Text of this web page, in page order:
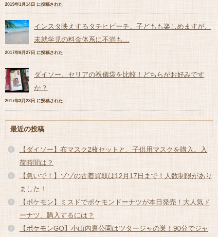
2019年1月14日 に投稿された
インスタ映えするタチヒビーチ。子どもも楽しめますが、
未就学児の料金体系に不満も…
2017年8月27日 に投稿された
ダイソー、セリアの祝儀袋を比較！どちらがお好みです
か？
2017年3月23日 に投稿された
最近の投稿
【ダイソー】布マスク2枚セットと、子供用マスクを購入。入
荷時間は？
【急いで！】ゾゾの古着買取は12月17日まで！人数制限があり
ました！
【ポケモン】ミスドでポケモンドーナツが本日発売！大人気ド
ーナツ、購入するには？
【ポケモンGO】小山内裏公園はツタージャの巣！90分でジャ